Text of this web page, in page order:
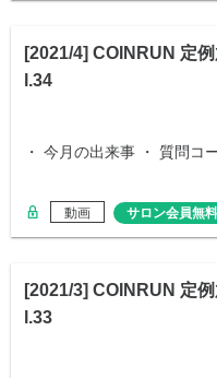
[2021/4] COINRUN 定
l.34
・ 今月の出来事 ・ 質問コ
動画 サロン会員無料
[2021/3] COINRUN 定
l.33